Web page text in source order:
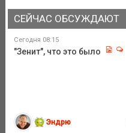
СЕЙЧАС ОБСУЖДАЮТ
Сегодня 08:15
"Зенит", что это было
Эндрю